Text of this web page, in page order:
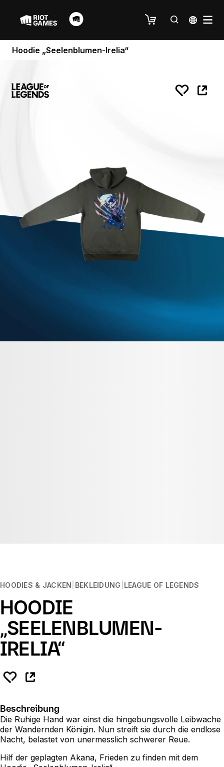
Hoodie „Seelenblumen-Irelia“
HOODIES & JACKEN BEKLEIDUNG LEAGUE OF LEGENDS
HOODIE
„SEELENBLUMEN-
IRELIA“
Beschreibung
Die Ruhige Hand war einst die hingebungsvolle Leibwache
der Wandernden Königin. Nun streift sie durch die endlose
Nacht, belastet von unermesslich schwerer Reue.
Hilf der geplagten Akana, Frieden zu finden mit dem